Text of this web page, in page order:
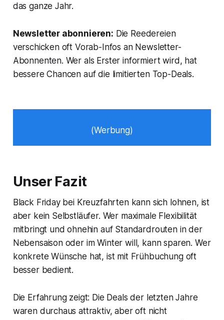
das ganze Jahr.
Newsletter abonnieren: Die Reedereien
verschicken oft Vorab-Infos an Newsletter-
Abonnenten. Wer als Erster informiert wird, hat
bessere Chancen auf die limitierten Top-Deals.
(Werbung)
Unser Fazit
Black Friday bei Kreuzfahrten kann sich lohnen, ist
aber kein Selbstläufer. Wer maximale Flexibilität
mitbringt und ohnehin auf Standardrouten in der
Nebensaison oder im Winter will, kann sparen. Wer
konkrete Wünsche hat, ist mit Frühbuchung oft
besser bedient.
Die Erfahrung zeigt: Die Deals der letzten Jahre
waren durchaus attraktiv, aber oft nicht